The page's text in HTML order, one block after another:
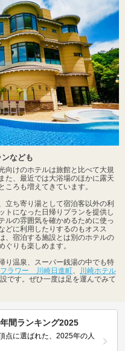
なども
向けのホテルは旅館と比べて大規
た、最近では大浴場のほかに露天
ろも増えてきています。
立ち寄り湯として宿泊客以外の利
トになった日帰りプランを提供し
ルの雰囲気を確かめるために使っ
どに利用したりするのもオスス
、宿泊する施設とは別のホテルの
ぐりも楽しめます。
り温泉、スーパー銭湯の中でも特
ラワー 川崎日進町
川崎ホテル
です。ぜひ一度は足を運んでみて
間ランキング2025
点に選ばれた、2025年の人